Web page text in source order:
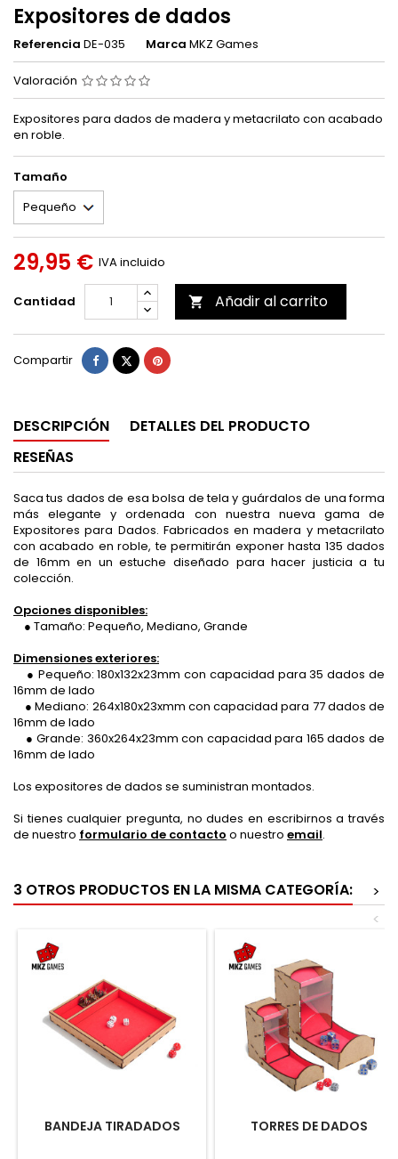
Expositores de dados
Referencia DE-035 Marca MKZ Games
Valoración
Expositores para dados de madera y metacrilato con acabado
en roble.
Tamaño
29,95 € IVA incluido
Cantidad  Añadir al carrito
Compartir Compartir
TuitearPinterest
DESCRIPCIÓN
DETALLES DEL PRODUCTO
RESEÑAS
Saca tus dados de esa bolsa de tela y guárdalos de una forma
más elegante y ordenada con nuestra nueva gama de
Expositores para Dados. Fabricados en madera y metacrilato
con acabado en roble, te permitirán exponer hasta 135 dados
de 16mm en un estuche diseñado para hacer justicia a tu
colección.
Opciones disponibles:
● Tamaño: Pequeño, Mediano, Grande
Dimensiones exteriores:
● Pequeño: 180x132x23mm con capacidad para 35 dados de
16mm de lado
● Mediano: 264x180x23xmm con capacidad para 77 dados de
16mm de lado
● Grande: 360x264x23mm con capacidad para 165 dados de
16mm de lado
Los expositores de dados se suministran montados.
Si tienes cualquier pregunta, no dudes en escribirnos a través
de nuestro formulario de contacto o nuestro email.
3 OTROS PRODUCTOS EN LA MISMA CATEGORÍA:
>
<
BANDEJA TIRADADOS TORRES DE DADOS